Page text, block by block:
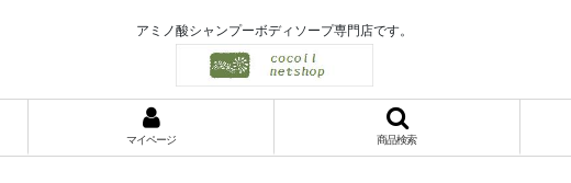
アミノ酸シャンプーボディソープ専門店です。
マイページ 商品検索